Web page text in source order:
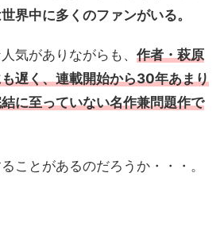
界中に多くのファンがいる。
気がありながらも、 作者・萩原
遅く、連載開始から30年あまり
に至っていない名作兼問題作で
ことがあるのだろうか・・・。